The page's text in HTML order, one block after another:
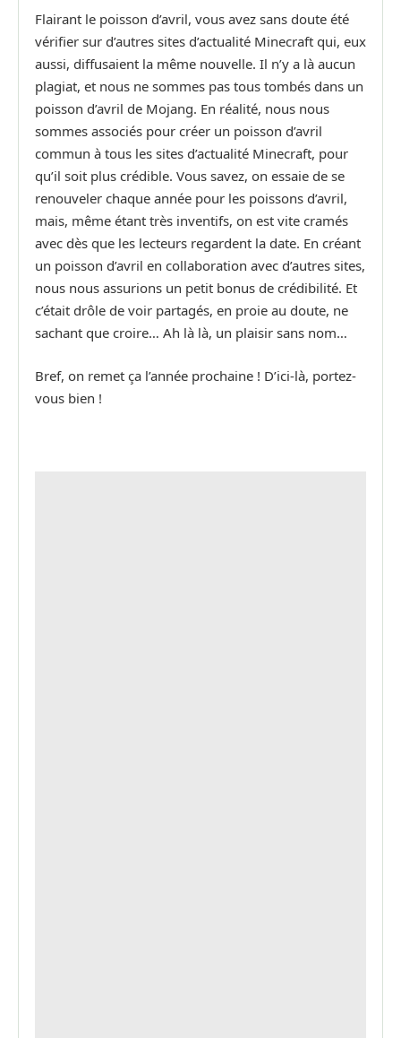
Flairant le poisson d’avril, vous avez sans doute été
vérifier sur d’autres sites d’actualité Minecraft qui, eux
aussi, diffusaient la même nouvelle. Il n’y a là aucun
plagiat, et nous ne sommes pas tous tombés dans un
poisson d’avril de Mojang. En réalité, nous nous
sommes associés pour créer un poisson d’avril
commun à tous les sites d’actualité Minecraft, pour
qu’il soit plus crédible. Vous savez, on essaie de se
renouveler chaque année pour les poissons d’avril,
mais, même étant très inventifs, on est vite cramés
avec dès que les lecteurs regardent la date. En créant
un poisson d’avril en collaboration avec d’autres sites,
nous nous assurions un petit bonus de crédibilité. Et
c’était drôle de voir partagés, en proie au doute, ne
sachant que croire… Ah là là, un plaisir sans nom…
Bref, on remet ça l’année prochaine ! D’ici-là, portez-
vous bien !